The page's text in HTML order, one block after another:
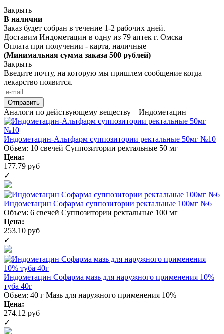
Закрыть
В наличии
Заказ будет собран в течение 1-2 рабочих дней.
Доставим Индометацин в одну из 79 аптек г. Омска
Оплата при получении - карта, наличные
(Минимальная сумма заказа 500 рублей)
Закрыть
Введите почту, на которую мы пришлем сообщение когда
лекарство появится.
Аналоги по действующему веществу – Индометацин
Индометацин-Альтфарм суппозитории ректальные 50мг №10
Объем: 10 свечей Суппозитории ректальные 50 мг
Цена:
177.79 руб
✓
Индометацин Софарма суппозитории ректальные 100мг №6
Объем: 6 свечей Суппозитории ректальные 100 мг
Цена:
253.10 руб
✓
Индометацин Софарма мазь для наружного применения 10%
туба 40г
Объем: 40 г Мазь для наружного применения 10%
Цена:
274.12 руб
✓